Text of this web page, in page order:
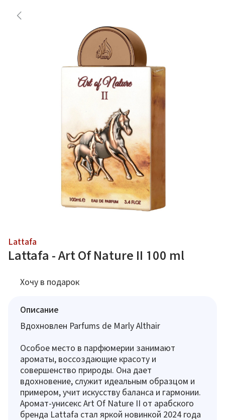
Lattafa
Lattafa - Art Of Nature II 100 ml
Хочу в подарок
Описание
Вдохновлен Parfums de Marly Althair
Особое место в парфюмерии занимают
ароматы, воссоздающие красоту и
совершенство природы. Она дает
вдохновение, служит идеальным образцом и
примером, учит искусству баланса и гармонии.
Аромат-унисекс Art Of Nature II от арабского
бренда Lattafa стал яркой новинкой 2024 года